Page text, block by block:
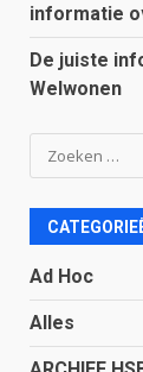
informatie
De juiste
Welwonen
Zoeken
naar:
Ad Hoc
Alles